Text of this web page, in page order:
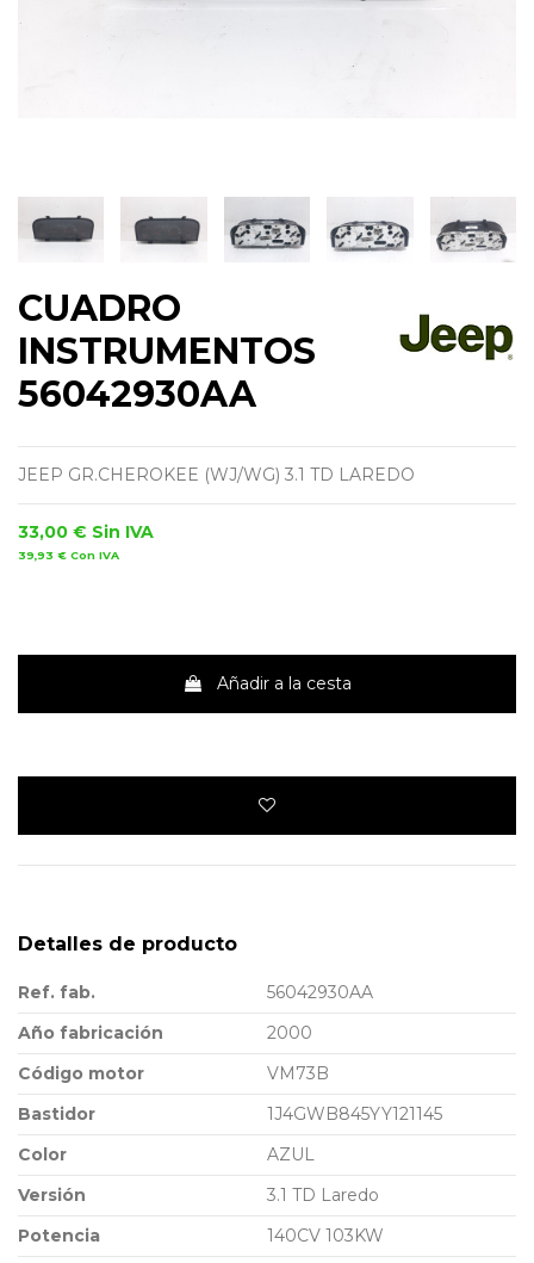
CUADRO
INSTRUMENTOS
56042930AA
JEEP GR.CHEROKEE (WJ/WG) 3.1 TD LAREDO
33,00 € Sin IVA
39,93 € Con IVA
Añadir a la cesta
Detalles de producto
Ref. fab.
56042930AA
Año fabricación
2000
Código motor
VM73B
Bastidor
1J4GWB845YY121145
Color
AZUL
Versión
3.1 TD Laredo
Potencia
140CV 103KW